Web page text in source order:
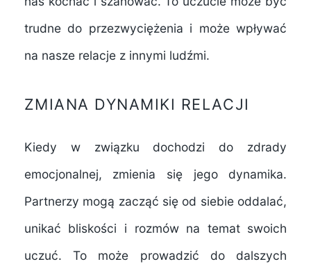
trudne do przezwyciężenia i może wpływać
na nasze relacje z innymi ludźmi.
ZMIANA DYNAMIKI RELACJI
Kiedy w związku dochodzi do zdrady
emocjonalnej, zmienia się jego dynamika.
Partnerzy mogą zacząć się od siebie oddalać,
unikać bliskości i rozmów na temat swoich
uczuć. To może prowadzić do dalszych